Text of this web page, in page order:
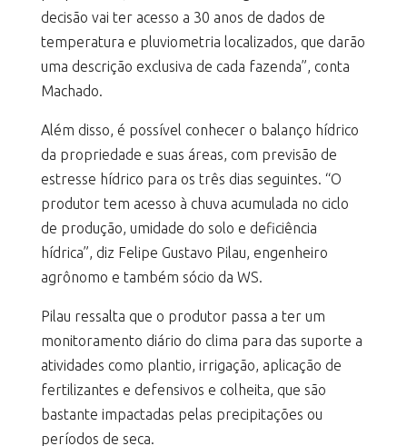
decisão vai ter acesso a 30 anos de dados de
temperatura e pluviometria localizados, que darão
uma descrição exclusiva de cada fazenda”, conta
Machado.
Além disso, é possível conhecer o balanço hídrico
da propriedade e suas áreas, com previsão de
estresse hídrico para os três dias seguintes. “O
produtor tem acesso à chuva acumulada no ciclo
de produção, umidade do solo e deficiência
hídrica”, diz Felipe Gustavo Pilau, engenheiro
agrônomo e também sócio da WS.
Pilau ressalta que o produtor passa a ter um
monitoramento diário do clima para das suporte a
atividades como plantio, irrigação, aplicação de
fertilizantes e defensivos e colheita, que são
bastante impactadas pelas precipitações ou
períodos de seca.